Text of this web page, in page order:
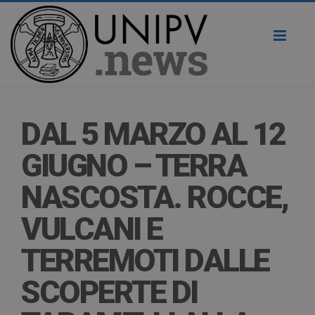
DAL 5 MARZO AL 12
GIUGNO – TERRA
NASCOSTA. ROCCE,
VULCANI E
TERREMOTI DALLE
SCOPERTE DI